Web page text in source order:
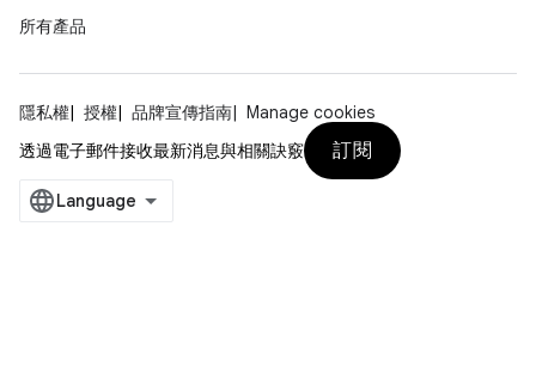
所有產品
隱私權 授權 品牌宣傳指南
Manage cookies
透過電子郵件接收最新消息與相關訣竅
訂閱